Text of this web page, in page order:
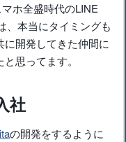
ホ全盛時代のLINE
、本当にタイミングも
に開発してきた仲間に
思ってます。
社
の開発をするように